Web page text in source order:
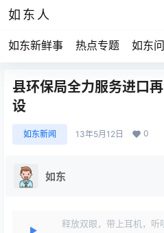
如东人
如东新鲜事 热点专题 如东
县环保局全力服务进口
设
如东新闻 13年5月12日 0
如东
释放双眼，带上耳机，听